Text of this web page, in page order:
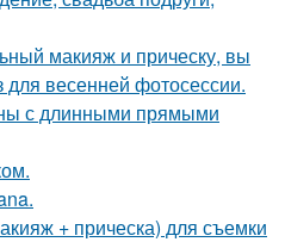
макияж и прическу, вы
весенней фотосессии.
с длинными прямыми
+ прическа) для съемки